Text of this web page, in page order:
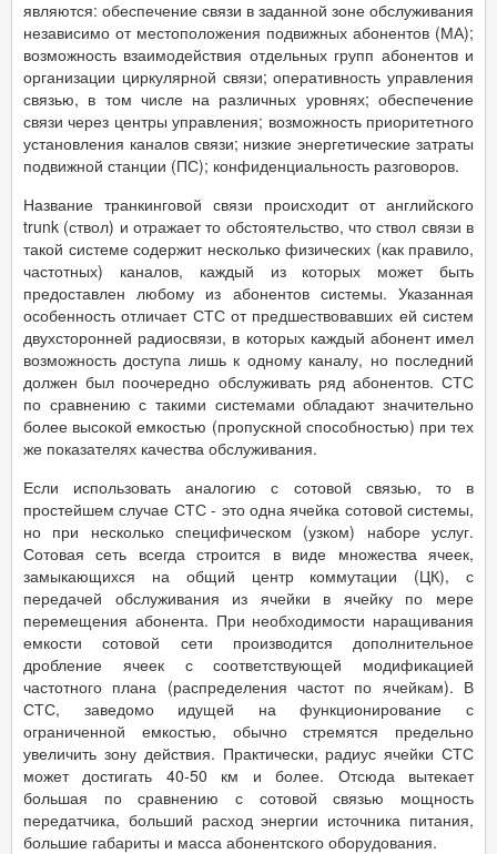
являются: обеспечение связи в заданной зоне обслуживания
независимо от местоположения подвижных абонентов (МА);
возможность взаимодействия отдельных групп абонентов и
организации циркулярной связи; оперативность управления
связью, в том числе на различных уровнях; обеспечение
связи через центры управления; возможность приоритетного
установления каналов связи; низкие энергетические затраты
подвижной станции (ПС); конфиденциальность разговоров.
Название транкинговой связи происходит от английского
trunk (ствол) и отражает то обстоятельство, что ствол связи в
такой системе содержит несколько физических (как правило,
частотных) каналов, каждый из которых может быть
предоставлен любому из абонентов системы. Указанная
особенность отличает СТС от предшествовавших ей систем
двухсторонней радиосвязи, в которых каждый абонент имел
возможность доступа лишь к одному каналу, но последний
должен был поочередно обслуживать ряд абонентов. СТС
по сравнению с такими системами обладают значительно
более высокой емкостью (пропускной способностью) при тех
же показателях качества обслуживания.
Если использовать аналогию с сотовой связью, то в
простейшем случае СТС - это одна ячейка сотовой системы,
но при несколько специфическом (узком) наборе услуг.
Сотовая сеть всегда строится в виде множества ячеек,
замыкающихся на общий центр коммутации (ЦК), с
передачей обслуживания из ячейки в ячейку по мере
перемещения абонента. При необходимости наращивания
емкости сотовой сети производится дополнительное
дробление ячеек с соответствующей модификацией
частотного плана (распределения частот по ячейкам). В
СТС, заведомо идущей на функционирование с
ограниченной емкостью, обычно стремятся предельно
увеличить зону действия. Практически, радиус ячейки СТС
может достигать 40-50 км и более. Отсюда вытекает
большая по сравнению с сотовой связью мощность
передатчика, больший расход энергии источника питания,
большие габариты и масса абонентского оборудования.